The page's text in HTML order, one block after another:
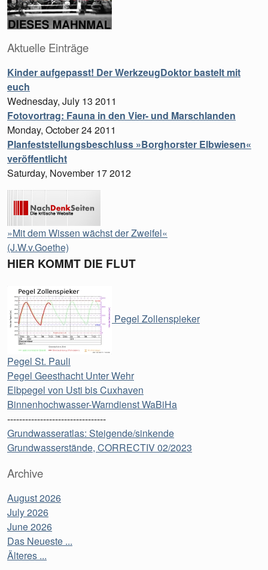
Aktuelle Einträge
Kinder aufgepasst! Der WerkzeugDoktor bastelt mit
euch
Wednesday, July 13 2011
Fotovortrag: Fauna in den Vier- und Marschlanden
Monday, October 24 2011
Planfeststellungsbeschluss »Borghorster Elbwiesen«
veröffentlicht
Saturday, November 17 2012
»Mit dem Wissen wächst der Zweifel«
(J.W.v.Goethe)
HIER KOMMT DIE FLUT
Pegel Zollenspieker
Pegel St. Pauli
Pegel Geesthacht Unter Wehr
Elbpegel von Usti bis Cuxhaven
Binnenhochwasser-Warndienst WaBiHa
---------------------------------
Grundwasseratlas: Steigende/sinkende
Grundwasserstände, CORRECTIV 02/2023
Archive
August 2026
July 2026
June 2026
Das Neueste ...
Älteres ...